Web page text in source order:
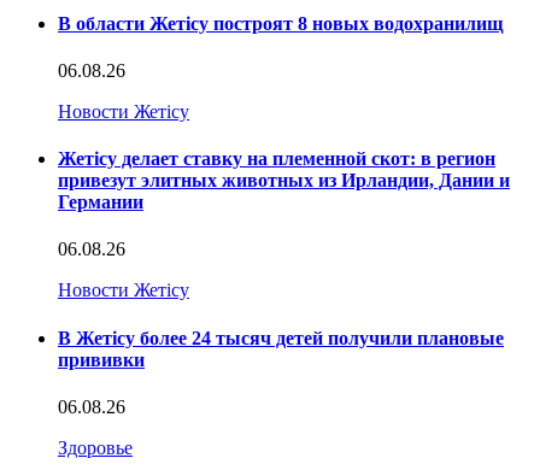
В области Жетісу построят 8 новых водохранилищ
06.08.26
Новости Жетісу
Жетісу делает ставку на племенной скот: в регион
привезут элитных животных из Ирландии, Дании и
Германии
06.08.26
Новости Жетісу
В Жетісу более 24 тысяч детей получили плановые
прививки
06.08.26
Здоровье